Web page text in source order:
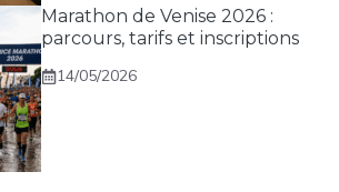
Marathon de Venise 2026 :
parcours, tarifs et inscriptions
14/05/2026